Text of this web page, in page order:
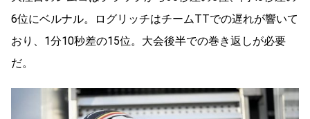
6位にベルナル。ログリッチはチームTTでの遅れが響いて
おり、1分10秒差の15位。大会後半での巻き返しが必要
だ。